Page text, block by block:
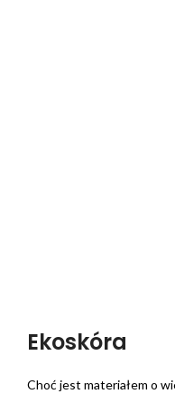
Ekoskóra
Choć jest materiałem o